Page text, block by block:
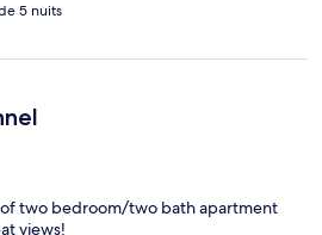
5 nuits
two bedroom/two bath apartment
views!